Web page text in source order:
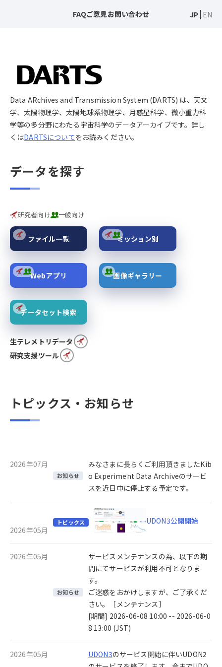
FAQご意見お問い合わせ JP EN
Data ARchives and Transmission System (DARTS) は、天文
学、太陽物理学、太陽地球系物理学、月惑星科学、微小重力科
学等の多分野にわたる宇宙科学のデータアーカイブです。詳し
くはDARTSについてをお読みください。
データを探す
研究者向け 一般向け
ファイル一覧 ミッション別
Webアプリ 画像ギャラリー
データセット検索
生テレメトリデータ
研究支援ツール
トピックス・お知らせ
2026年07月
お知らせ
みなさまに長らくご利用頂きましたKib
o Experiment Data Archiveのサービ
スを近日中に停止する予定です。
2026年05月
トピックス UDON3公開開始
2026年05月
お知らせ
サービスメンテナンスの為、以下の期
間にてサービスが利用不可となりま
す。
ご迷惑をおかけしますが、ご了承くだ
さい。［メンテナンス］
[期間] 2026-06-08 10:00 -- 2026-06-0
8 13:00 (JST)
2026年05月 UDON3のサービス開始に伴いUDON2